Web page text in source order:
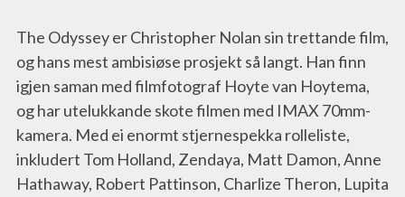
The Odyssey er Christopher Nolan sin trettande film,
og hans mest ambisiøse prosjekt så langt. Han finn
igjen saman med filmfotograf Hoyte van Hoytema,
og har utelukkande skote filmen med IMAX 70mm-
kamera. Med ei enormt stjernespekka rolleliste,
inkludert Tom Holland, Zendaya, Matt Damon, Anne
Hathaway, Robert Pattinson, Charlize Theron, Lupita